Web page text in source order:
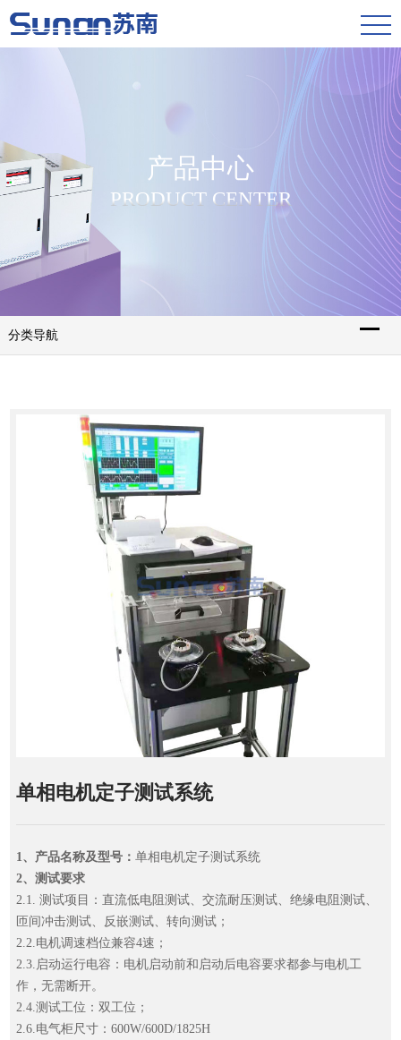
产品中心
PRODUCT CENTER
分类导航
单相电机定子测试系统
1、产品名称及型号： 单相电机定子测试系统
2、测试要求
2.1. 测试项目：直流低电阻测试、交流耐压测试、绝缘电阻测试、
匝间冲击测试、反嵌测试、转向测试；
2.2.电机调速档位兼容4速；
2.3.启动运行电容：电机启动前和启动后电容要求都参与电机工
作，无需断开。
2.4.测试工位：双工位；
2.6.电气柜尺寸：600W/600D/1825H